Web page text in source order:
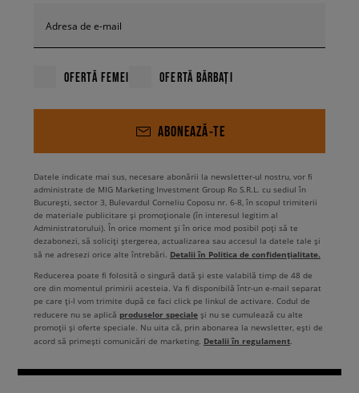
Adresa de e-mail
OFERTĂ FEMEI OFERTĂ BĂRBAȚI
ABONEAZĂ-TE
Datele indicate mai sus, necesare abonării la newsletter-ul nostru, vor fi
administrate de MIG Marketing Investment Group Ro S.R.L. cu sediul în
București, sector 3, Bulevardul Corneliu Coposu nr. 6-8, în scopul trimiterii
de materiale publicitare și promoționale (în interesul legitim al
Administratorului). În orice moment și în orice mod posibil poți să te
dezabonezi, să soliciți ștergerea, actualizarea sau accesul la datele tale și
să ne adresezi orice alte întrebări. Detalii în Politica de confidențialitate.
Reducerea poate fi folosită o singură dată și este valabilă timp de 48 de
ore din momentul primirii acesteia. Va fi disponibilă într-un e-mail separat
pe care ți-l vom trimite după ce faci click pe linkul de activare. Codul de
reducere nu se aplică produselor speciale și nu se cumulează cu alte
promoții și oferte speciale. Nu uita că, prin abonarea la newsletter, ești de
acord să primești comunicări de marketing. Detalii în regulament.